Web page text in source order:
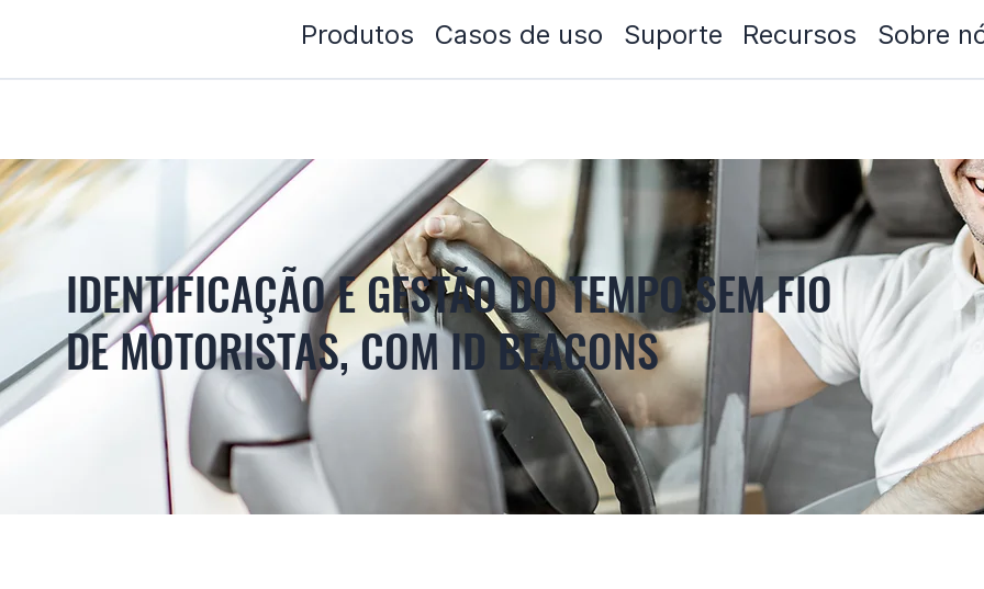
Produtos Casos de uso Suporte Recursos Sobre
IDENTIFICAÇÃO E GESTÃO DO TEMPO SEM FIO
DE MOTORISTAS, COM ID BEACONS